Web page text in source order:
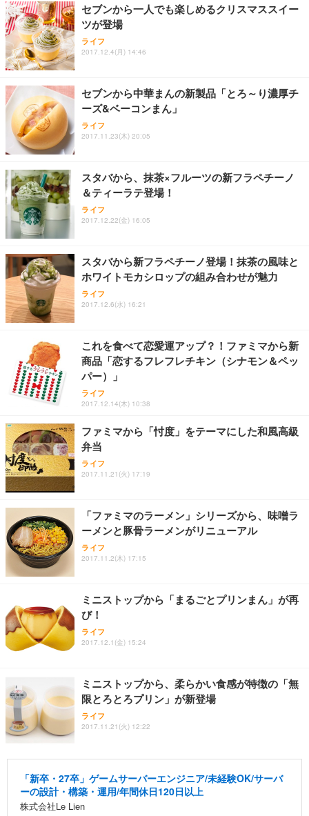
務用 おしゃれ パソコンチェア (ホワイト)
ANDWINT オフィスチェア デスクチェア 肘なし メ
ッシュ 通気性 ランバーサポート付き 腰サポート ガ
ス圧無段階昇降 360度回転 キャスター付き コンパク
【MiniLED/24.5inch/280Hz/FHD】GRAPHT THE S
HOOTER Gaming Monitor 24” Essential ゲーミン
グモニター QD 24.5インチ 1ms FHD 量子ドット 残
アイリスオーヤマ ペットシーツ 超厚型 お徳用 レギ
ュラー 200枚入【Amazon.co.jp限定】
セブンから一人でも楽しめるクリスマススイー
ツが登場
ライフ
2017.12.4(月) 14:46
セブンから中華まんの新製品「とろ～り濃厚チ
ーズ&ベーコンまん」
ライフ
2017.11.23(木) 20:05
スタバから、抹茶×フルーツの新フラペチーノ
＆ティーラテ登場！
ライフ
2017.12.22(金) 16:05
スタバから新フラペチーノ登場！抹茶の風味と
ホワイトモカシロップの組み合わせが魅力
ライフ
2017.12.6(水) 16:21
これを食べて恋愛運アップ？！ファミマから新
商品「恋するフレフレチキン（シナモン＆ペッ
パー）」
ライフ
2017.12.14(木) 10:38
ファミマから「忖度」をテーマにした和風高級
弁当
ライフ
2017.11.21(火) 17:19
「ファミマのラーメン」シリーズから、味噌ラ
ーメンと豚骨ラーメンがリニューアル
ライフ
2017.11.2(木) 17:15
ミニストップから「まるごとプリンまん」が再
び！
ライフ
2017.12.1(金) 15:24
ミニストップから、柔らかい食感が特徴の「無
限とろとろプリン」が新登場
ライフ
2017.11.21(火) 12:22
「新卒・27卒」ゲームサーバーエンジニア/未経験OK/サーバ
ーの設計・構築・運用/年間休日120日以上
株式会社Le Lien